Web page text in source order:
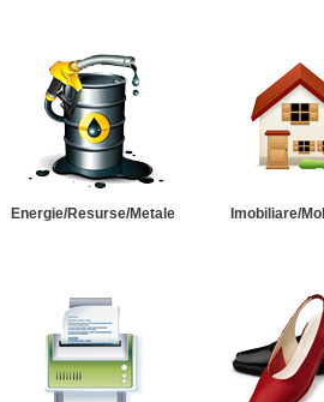
Energie/Resurse/Metale Imobiliare/